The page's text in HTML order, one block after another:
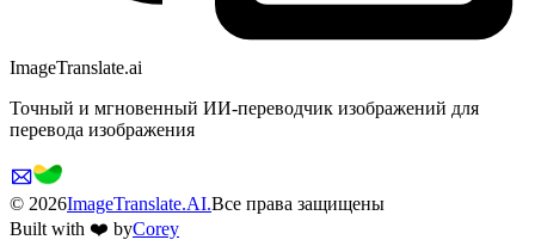
ImageTranslate.ai
Точный и мгновенный ИИ-переводчик изображений для
перевода изображения
© 2026ImageTranslate.AI.Все права защищены
Built with ❤️ byCorey